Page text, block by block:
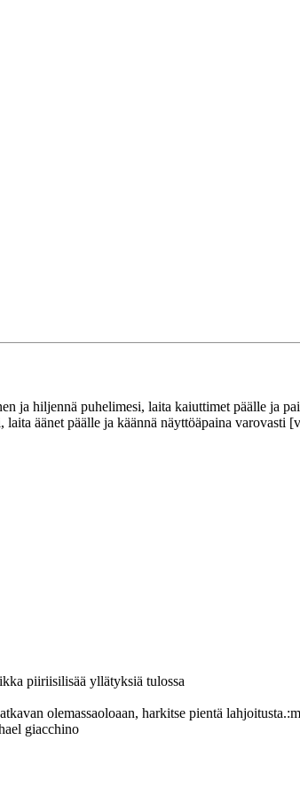
ja hiljennä puhelimesi, laita kaiuttimet päälle ja
äänet päälle ja käännä näyttöäpaina varovasti
piiriisilisää yllätyksiä tulossa
olemassaoloaan, harkitse pientä lahjoitusta.:
giacchino